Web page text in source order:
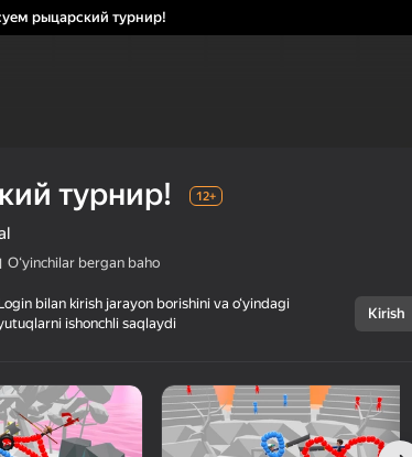
рыцарский турнир!
Bekor qilish
рыцарский
турнир!
C Games
турнир! 12+
Oʻyinchilar bergan baho
bilan kirish jarayon borishini va o‘yindagi
ishonchli saqlaydi
Kirish